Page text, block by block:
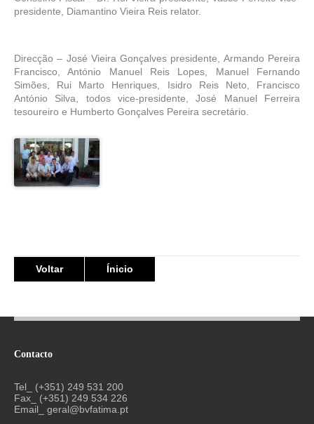
presidente, Diamantino Vieira Reis relator.
Direcção – José Vieira Gonçalves presidente, Armando Pereira
Francisco, António Manuel Reis Lopes, Manuel Fernando
Simões, Rui Marto Henriques, Isidro Reis Neto, Francisco
António Silva, todos vice-presidente, José Manuel Ferreira
tesoureiro e Humberto Gonçalves Pereira secretário.
Voltar Ínicio
Contacto
Tel_ (+351) 249 531 200
Fax_ (+351) 249 534 226
Email_ geral@bvfatima.pt